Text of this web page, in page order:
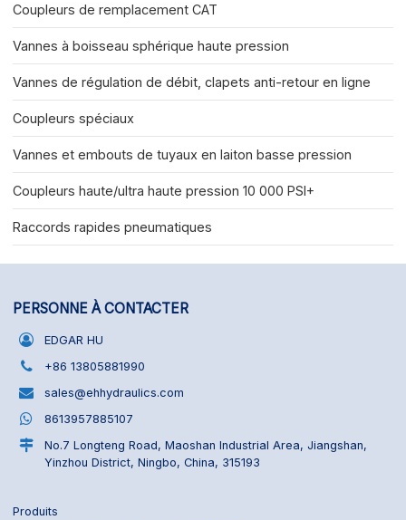
Coupleurs de remplacement CAT
Vannes à boisseau sphérique haute pression
Vannes de régulation de débit, clapets anti-retour en ligne
Coupleurs spéciaux
Vannes et embouts de tuyaux en laiton basse pression
Coupleurs haute/ultra haute pression 10 000 PSI+
Raccords rapides pneumatiques
PERSONNE À CONTACTER
EDGAR HU
+86 13805881990
sales@ehhydraulics.com
8613957885107
No.7 Longteng Road, Maoshan Industrial Area, Jiangshan,
Yinzhou District, Ningbo, China, 315193
Produits